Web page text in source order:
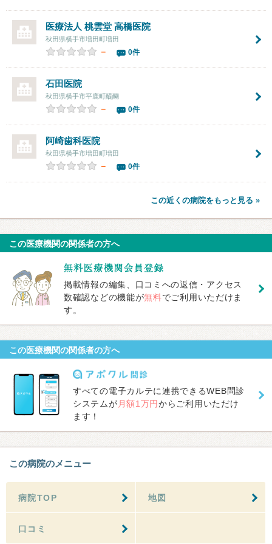
医療法人 桃雲堂 高橋医院
秋田県横手市増田町増田
－ 0件
石田医院
秋田県横手市平鹿町醍醐
－ 0件
阿崎歯科医院
秋田県横手市増田町増田
－ 0件
この近くの病院をもっと見る »
この医療機関の関係者の方へ
掲載情報の編集、口コミへの返信・アクセス
数確認などの機能が無料でご利用いただけま
す。
この医療機関の関係者の方へ
すべての電子カルテに連携できるWEB問診
システムが 月額1万円からご利用いただけ
ます！
この病院のメニュー
病院TOP 地図
口コミ